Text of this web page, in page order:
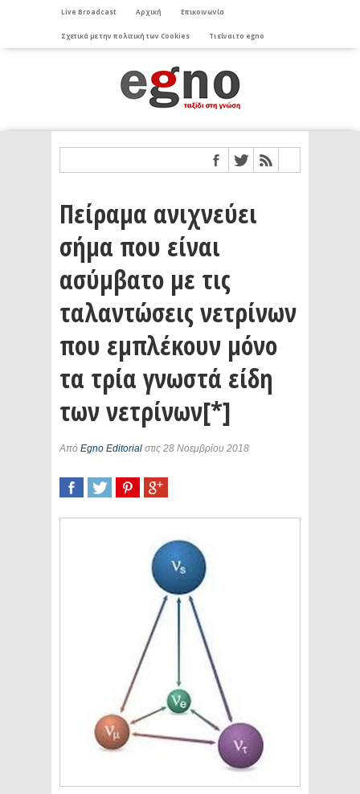
Live Broadcast Αρχική Επικοινωνία
Σχετικά με την πολιτική των Cookies Τι είναι το egno
Πείραμα ανιχνεύει
σήμα που είναι
ασύμβατο με τις
ταλαντώσεις νετρίνων
που εμπλέκουν μόνο
τα τρία γνωστά είδη
των νετρίνων[*]
Από Egno Editorial στις 28 Νοεμβρίου 2018